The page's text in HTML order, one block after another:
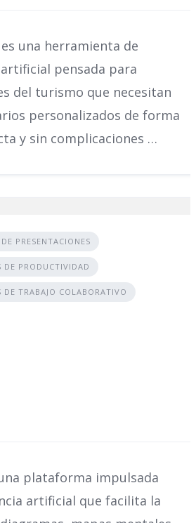
una herramienta de
pensada para
del turismo que necesitan
personalizados de forma
y sin complicaciones …
PRESENTACIONES
DE PRODUCTIVIDAD
DE TRABAJO COLABORATIVO
plataforma impulsada
artificial que facilita la